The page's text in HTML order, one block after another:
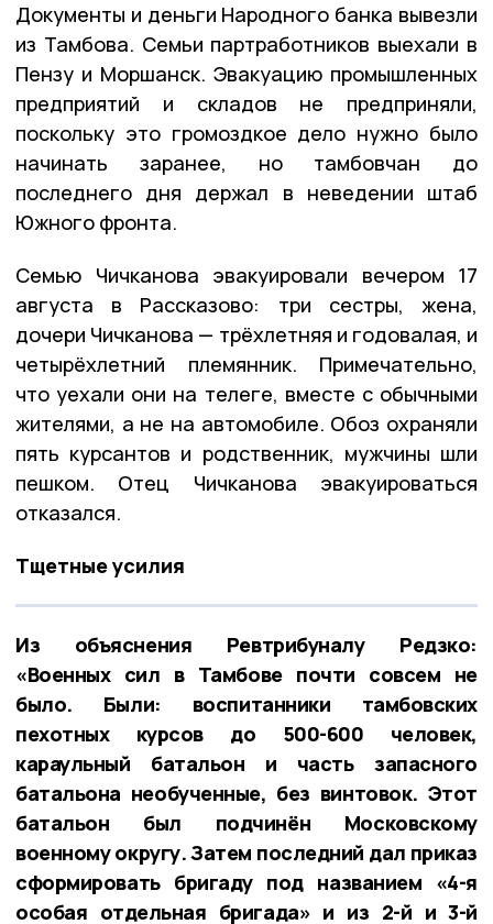
Документы и деньги Народного банка вывезли
из Тамбова. Семьи партработников выехали в
Пензу и Моршанск. Эвакуацию промышленных
предприятий и складов не предприняли,
поскольку это громоздкое дело нужно было
начинать заранее, но тамбовчан до
последнего дня держал в неведении штаб
Южного фронта.
Семью Чичканова эвакуировали вечером 17
августа в Рассказово: три сестры, жена,
дочери Чичканова — трёхлетняя и годовалая, и
четырёхлетний племянник. Примечательно,
что уехали они на телеге, вместе с обычными
жителями, а не на автомобиле. Обоз охраняли
пять курсантов и родственник, мужчины шли
пешком. Отец Чичканова эвакуироваться
отказался.
Тщетные усилия
Из объяснения Ревтрибуналу Редзко:
«Военных сил в Тамбове почти совсем не
было. Были: воспитанники тамбовских
пехотных курсов до 500-600 человек,
караульный батальон и часть запасного
батальона необученные, без винтовок. Этот
батальон был подчинён Московскому
военному округу. Затем последний дал приказ
сформировать бригаду под названием «4-я
особая отдельная бригада» и из 2-й и 3-й